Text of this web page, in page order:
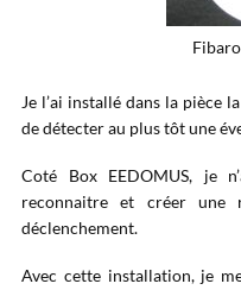
Je l’ai installé dans la pièce
de détecter au plus tôt une
Coté Box EEDOMUS, je
reconnaitre et créer
déclenchement.
Avec cette installation, je